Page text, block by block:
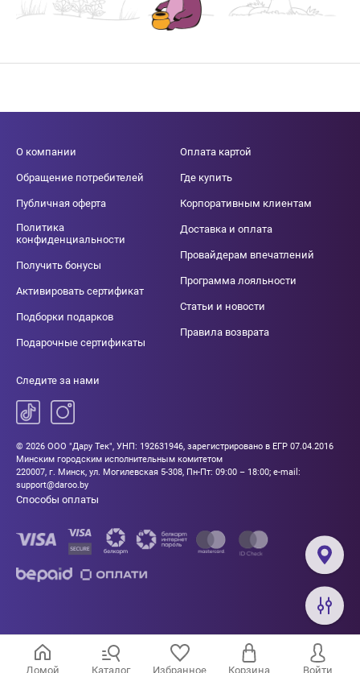
О компании
Обращение потребителей
Публичная оферта
Политика
конфиденциальности
Получить бонусы
Активировать сертификат
Подборки подарков
Подарочные сертификаты
Оплата картой
Где купить
Корпоративным клиентам
Доставка и оплата
Провайдерам впечатлений
Программа лояльности
Статьи и новости
Правила возврата
Следите за нами
© 2026 ООО "Дару Тек", УНП: 192631946, зарегистрировано в ЕГР 07.04.2016
Минским городским исполнительным комитетом
220007, г. Минск, ул. Могилевская 5-308, Пн-Пт: 09:00 – 18:00; e-mail:
support@daroo.by
Способы оплаты
Домой Каталог Избранное Корзина Войти